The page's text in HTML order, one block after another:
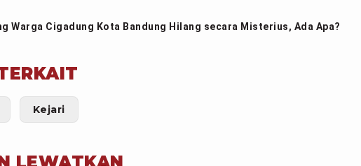
Warga Cigadung Kota Bandung Hilang secara Misterius, Ada Apa?
Kejari